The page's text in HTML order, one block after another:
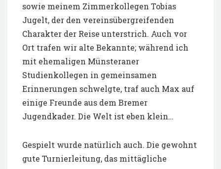
sowie meinem Zimmerkollegen Tobias
Jugelt, der den vereinsübergreifenden
Charakter der Reise unterstrich. Auch vor
Ort trafen wir alte Bekannte; während ich
mit ehemaligen Münsteraner
Studienkollegen in gemeinsamen
Erinnerungen schwelgte, traf auch Max auf
einige Freunde aus dem Bremer
Jugendkader. Die Welt ist eben klein…
Gespielt wurde natürlich auch. Die gewohnt
gute Turnierleitung, das mittägliche